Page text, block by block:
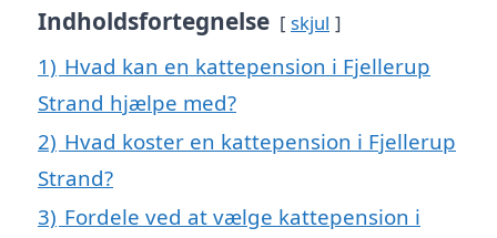
Indholdsfortegnelse skjul
1) Hvad kan en kattepension i Fjellerup
Strand hjælpe med?
2) Hvad koster en kattepension i Fjellerup
Strand?
3) Fordele ved at vælge kattepension i